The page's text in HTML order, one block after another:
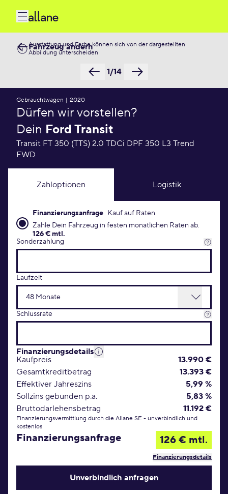
Ausstattung und Farbe können sich von der dargestellten
Abbildung unterscheiden
1/14
Fahrzeug ändern
Gebrauchtwagen | 2020
Dürfen wir vorstellen?
Dein Ford Transit
Transit FT 350 (TTS) 2.0 TDCi DPF 350 L3 Trend
FWD
Zahloptionen Logistik
Finanzierungsanfrage Konditionen
Finanzierungsanfrage Kauf auf Raten
Zahle Dein Fahrzeug in festen monatlichen Raten ab.
126 € mtl.
Sonderzahlung
Laufzeit
Schlussrate
Finanzierungsdetails
Kaufpreis
13.990 €
Gesamtkreditbetrag
13.393 €
Effektiver Jahreszins
5,99 %
Sollzins gebunden p.a.
5,83 %
Bruttodarlehensbetrag
11.192 €
Finanzierungsvermittlung durch die Allane SE - unverbindlich und
kostenlos
Finanzierungsanfrage 126 € mtl.
Finanzierungsdetails
Unverbindlich anfragen